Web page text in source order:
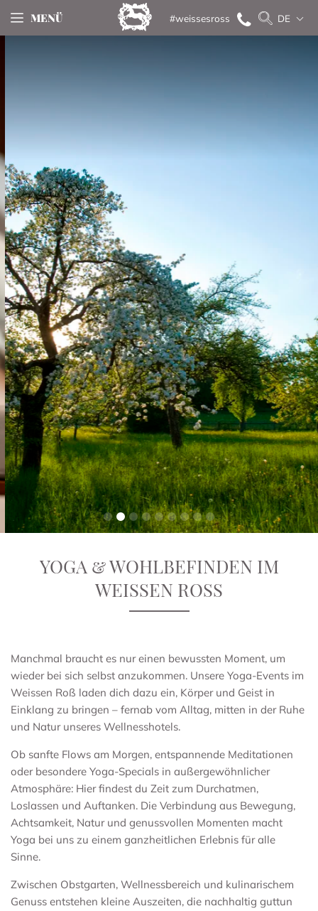
MENÜ #weissesross DE
YOGA & WOHLBEFINDEN IM
WEISSEN ROSS
Manchmal braucht es nur einen bewussten Moment, um
wieder bei sich selbst anzukommen. Unsere Yoga-Events im
Weissen Roß laden dich dazu ein, Körper und Geist in
Einklang zu bringen – fernab vom Alltag, mitten in der Ruhe
und Natur unseres Wellnesshotels.
Ob sanfte Flows am Morgen, entspannende Meditationen
oder besondere Yoga-Specials in außergewöhnlicher
Atmosphäre: Hier findest du Zeit zum Durchatmen,
Loslassen und Auftanken. Die Verbindung aus Bewegung,
Achtsamkeit, Natur und genussvollen Momenten macht
Yoga bei uns zu einem ganzheitlichen Erlebnis für alle
Sinne.
Zwischen Obstgarten, Wellnessbereich und kulinarischem
Genuss entstehen kleine Auszeiten, die nachhaltig guttun